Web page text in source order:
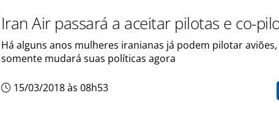
Iran Air passará a aceitar pilotas e co-
Há alguns anos mulheres iranianas já podem pilotar
somente mudará suas políticas agora
15/03/2018 às 08h53